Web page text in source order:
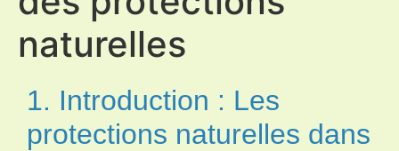
naturelles
1. Introduction : Les
protections naturelles dans